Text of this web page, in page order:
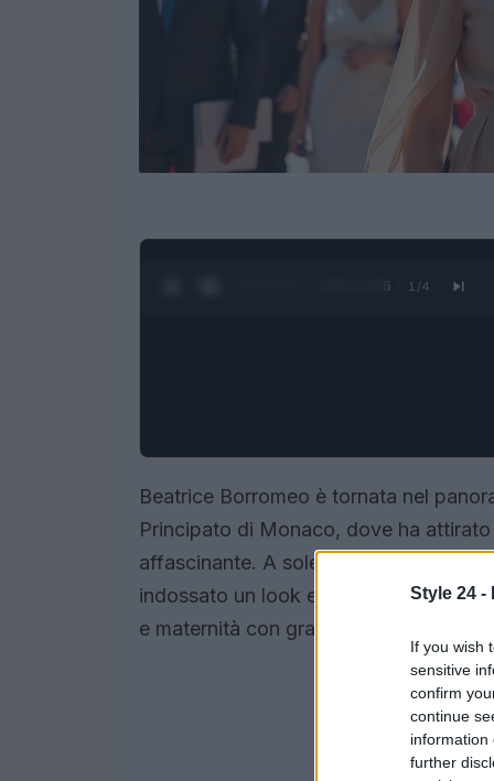
Style 24 -
If you wish
sensitive
confirm
continue
information
further
0:28 / 3:16 1 /4
Beatrice Borromeo è tornata nel
Principato di Monaco, dove ha
affascinante. A sole sei settimane dal
indossato un look elegante firmato
e maternità con grazia.